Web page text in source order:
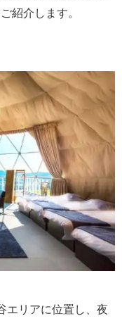
紹介します。
エリアに位置し、夜